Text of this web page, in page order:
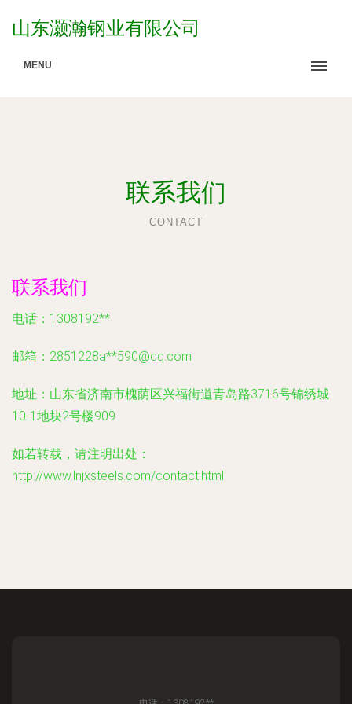
山东灏瀚钢业有限公司
MENU
联系我们
CONTACT
联系我们
电话：1308192**
邮箱：2851228a**590@qq.com
地址：山东省济南市槐荫区兴福街道青岛路3716号锦绣城
10-1地块2号楼909
如若转载，请注明出处：
http://www.lnjxsteels.com/contact.html